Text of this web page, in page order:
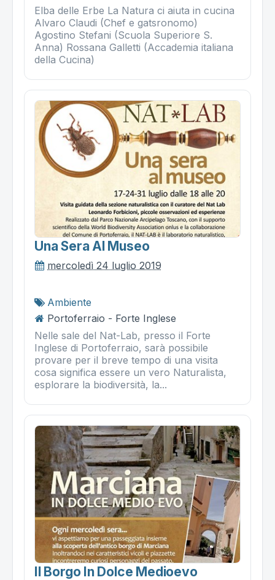
Elba delle Erbe La Natura ci aiuta in cucina
Alvaro Claudi (Chef e gatsronomo)
Agostino Stefani (Scuola Superiore S.
Anna) Rossana Galletti (Accademia italiana
della Cucina)
Una Sera Al Museo
mercoledì 24 luglio 2019
Ambiente
Portoferraio - Forte Inglese
Nelle sale del Nat-Lab, presso il Forte
Inglese di Portoferraio, sarà possibile
provare per il breve tempo di una visita
cosa significa essere un vero Naturalista,
esplorare la biodiversità, la...
Il Borgo In Dolce Medioevo